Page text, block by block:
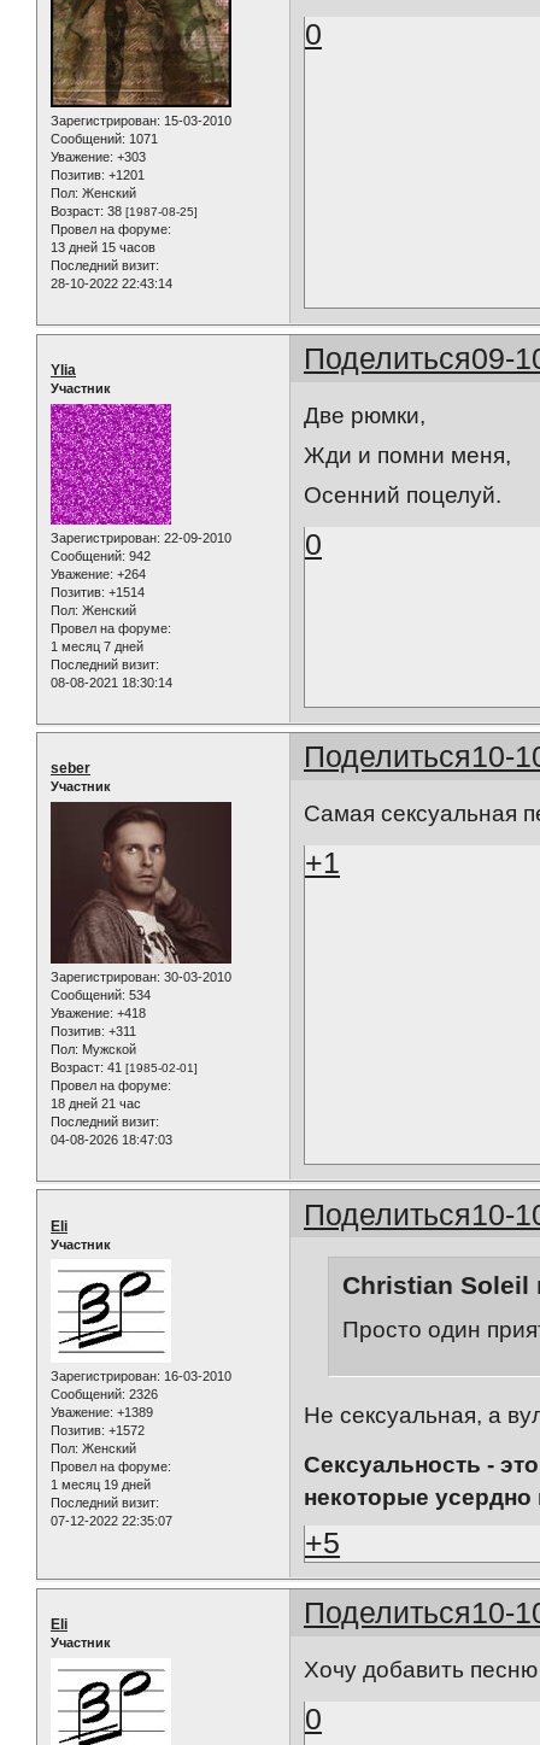
Зарегистрирован: 15-03-2010
Сообщений: 1071
Уважение: +303
Позитив: +1201
Пол: Женский
Возраст: 38 [1987-08-25]
Провел на форуме:
13 дней 15 часов
Последний визит:
28-10-2022 22:43:14
0
Поделиться09-
Ylia
Участник
Зарегистрирован: 22-09-2010
Сообщений: 942
Уважение: +264
Позитив: +1514
Пол: Женский
Провел на форуме:
1 месяц 7 дней
Последний визит:
08-08-2021 18:30:14
Две рюмки,
Жди и помни меня,
Осенний поцелуй.
0
Поделиться10-
seber
Участник
Зарегистрирован: 30-03-2010
Сообщений: 534
Уважение: +418
Позитив: +311
Пол: Мужской
Возраст: 41 [1985-02-01]
Провел на форуме:
18 дней 21 час
Последний визит:
04-08-2026 18:47:03
Самая сексуальная
+1
Поделиться10-
Eli
Участник
Зарегистрирован: 16-03-2010
Сообщений: 2326
Уважение: +1389
Позитив: +1572
Пол: Женский
Провел на форуме:
1 месяц 19 дней
Последний визит:
07-12-2022 22:35:07
Christian Soleil
Просто один
Не сексуальная, а
Сексуальность -
некоторые усердно
+5
Поделиться10-
Eli
Участник
Хочу добавить
0